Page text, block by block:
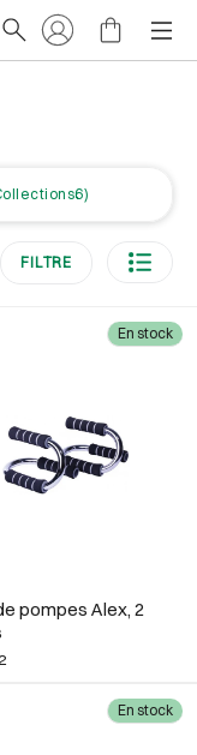
FILTRE
pompes Alex, 2
En stock
En stock